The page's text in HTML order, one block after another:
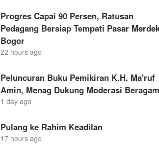
Progres Capai 90 Persen, Ratusan
Pedagang Bersiap Tempati Pasar
Bogor
22 hours ago
Peluncuran Buku Pemikiran K.H. Ma'ruf
Amin, Menag Dukung Moderasi
1 day ago
Pulang ke Rahim Keadilan
17 hours ago